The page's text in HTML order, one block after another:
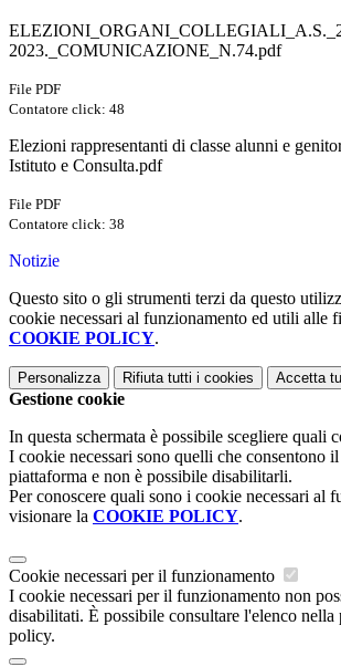
2023._COMUNICAZIONE_N.74.pdf
File PDF
Contatore click: 48
Elezioni rappresentanti di classe alunni e
Istituto e Consulta.pdf
File PDF
Contatore click: 38
Notizie
Questo sito o gli strumenti terzi da questo
cookie necessari al funzionamento ed utili alle
COOKIE POLICY.
Personalizza Rifiuta tutti i cookies Accetta
Gestione cookie
In questa schermata è possibile scegliere quali
I cookie necessari sono quelli che consentono
piattaforma e non è possibile disabilitarli.
Per conoscere quali sono i cookie necessari al
visionare la COOKIE POLICY.
Cookie necessari per il funzionamento
I cookie necessari per il funzionamento non
disabilitati. È possibile consultare l'elenco nella
policy.